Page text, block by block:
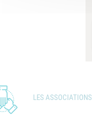
LES ASSOCIATIONS